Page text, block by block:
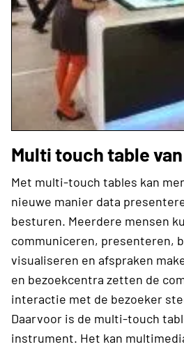
Multi touch table van
Met multi-touch tables kan
nieuwe manier data
besturen. Meerdere mensen
communiceren, presenteren,
visualiseren en afspraken
en bezoekcentra zetten de
interactie met de bezoeker
Daarvoor is de multi-touch
instrument. Het kan